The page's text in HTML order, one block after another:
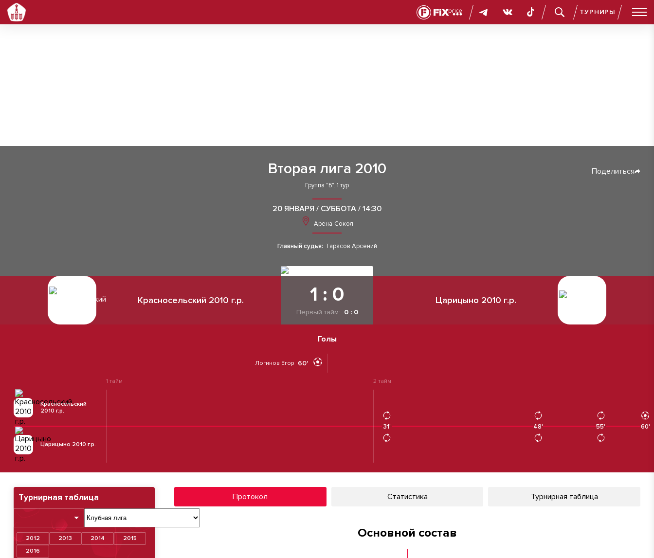
ТУРНИРЫ
Вторая лига 2010 Поделиться
Группа "Б". 1 тур
20 ЯНВАРЯ / СУББОТА / 14:30
Арена-Сокол
Главный судья: Тарасов Арсений
Красносельский 2010 г.р. 1 : 0
Первый тайм: 0 : 0
Царицыно 2010 г.р.
Голы
Логинов Егор 60'
Красносельский
2010 г.р.
1 тайм 2 тайм
31'
31' 48'
48' 55'
55' 60'
Царицыно 2010 г.р.
Турнирная таблица
2012 2013 2014
2015
2016
Протокол Статистика Турнирная таблица
Основной состав